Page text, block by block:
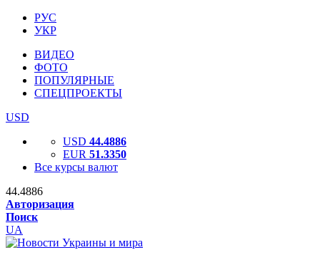
РУС
УКР
ВИДЕО
ФОТО
ПОПУЛЯРНЫЕ
СПЕЦПРОЕКТЫ
USD
USD 44.4886
EUR 51.3350
Все курсы валют
44.4886
Авторизация
Поиск
UA